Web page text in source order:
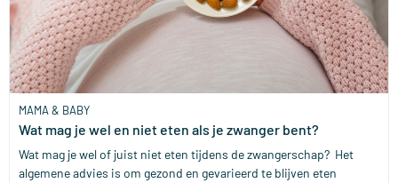
MAMA & BABY
Wat mag je wel en niet eten als je zwanger bent?
Wat mag je wel of juist niet eten tijdens de zwangerschap? Het
algemene advies is om gezond en gevarieerd te blijven eten